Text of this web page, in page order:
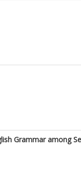
Grammar among